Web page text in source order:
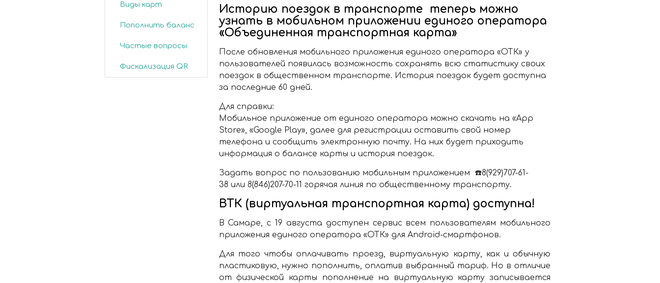
Виды карт
Пополнить баланс
Частые вопросы
Фискализация QR
Историю поездок в транспорте теперь можно
узнать в мобильном приложении единого оператора
«Объединенная транспортная карта»
После обновления мобильного приложения единого оператора «ОТК» у
пользователей появилась возможность сохранять всю статистику своих
поездок в общественном транспорте. История поездок будет доступна
за последние 60 дней.
Для справки:
Мобильное приложение от единого оператора можно скачать на «App
Store», «Google Play», далее для регистрации оставить свой номер
телефона и сообщить электронную почту. На них будет приходить
информация о балансе карты и история поездок.
Задать вопрос по пользованию мобильным приложением ☎️8(929)707-61-
38 или 8(846)207-70-11 горячая линия по общественному транспорту.
ВТК (виртуальная транспортная карта) доступна!
В Самаре, с 19 августа доступен сервис всем пользователям мобильного
приложения единого оператора «ОТК» для Android-смартфонов.
Для того чтобы оплачивать проезд, виртуальную карту, как и обычную
пластиковую, нужно пополнить, оплатив выбранный тариф. Но в отличие
от физической карты пополнение на виртуальную карту записывается